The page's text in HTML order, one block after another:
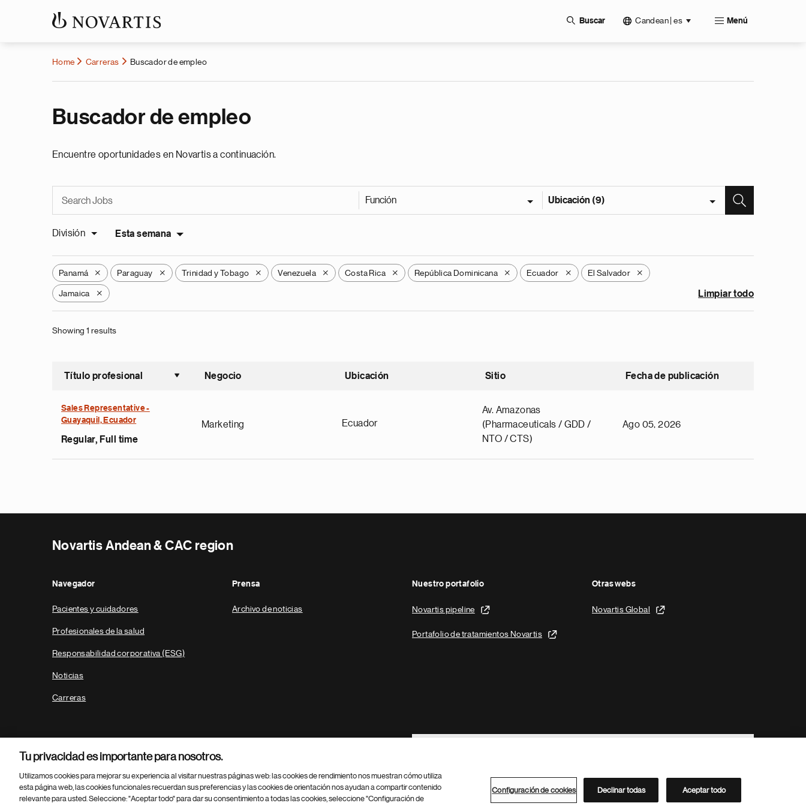
Buscar Candean | es Menú
Home Carreras Buscador de empleo
Buscador de empleo
Encuentre oportunidades en Novartis a continuación.
Función Ubicación (9)
División Esta semana
Panamá X Paraguay X Trinidad y Tobago X Venezuela X Costa Rica X República Dominicana X Ecuador X El Salvador X
Jamaica X Limpiar todo
Showing 1 results
Título profesional
Ordenar ascendente
Negocio Ubicación Sitio Fecha de publicación
Sales Representative -
Guayaquil, Ecuador
Regular, Full time
Marketing Ecuador
Av. Amazonas
(Pharmaceuticals / GDD /
NTO / CTS)
Ago 05, 2026
Novartis Andean & CAC region
Navegador
Pacientes y cuidadores
Profesionales de la salud
Responsabilidad corporativa (ESG)
Noticias
Carreras
Prensa
Archivo de noticias
Nuestro portafolio
Novartis pipeline
Portafolio de tratamientos Novartis
Otras webs
Novartis Global
Footer Site Search
Parte
© 2026 Novartis AG Directorio de Novartis
Tu privacidad es importante para nosotros.
Utilizamos cookies para mejorar su experiencia al visitar nuestras páginas web: las cookies de rendimiento nos muestran cómo utiliza
esta página web, las cookies funcionales recuerdan sus preferencias y las cookies de orientación nos ayudan a compartir contenido
relevante para usted. Seleccione: "Aceptar todo" para dar su consentimiento a todas las cookies, seleccione "Configuración de
Configuración de cookies Declinar todas Aceptar todo